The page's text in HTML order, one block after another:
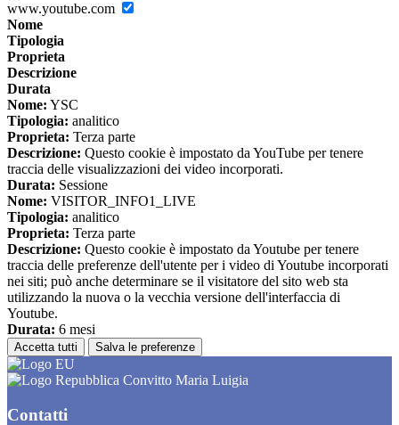
www.youtube.com
Nome
Tipologia
Proprieta
Descrizione
Durata
Nome: YSC
Tipologia: analitico
Proprieta: Terza parte
Descrizione: Questo cookie è impostato da YouTube per tenere
traccia delle visualizzazioni dei video incorporati.
Durata: Sessione
Nome: VISITOR_INFO1_LIVE
Tipologia: analitico
Proprieta: Terza parte
Descrizione: Questo cookie è impostato da Youtube per tenere
traccia delle preferenze dell'utente per i video di Youtube incorporati
nei siti; può anche determinare se il visitatore del sito web sta
utilizzando la nuova o la vecchia versione dell'interfaccia di
Youtube.
Durata: 6 mesi
Accetta tutti Salva le preferenze
Convitto Maria Luigia
Contatti